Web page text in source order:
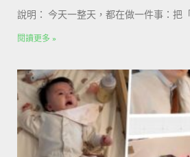
說明： 今天一整天，都在做一件事：把
閱讀更多 »